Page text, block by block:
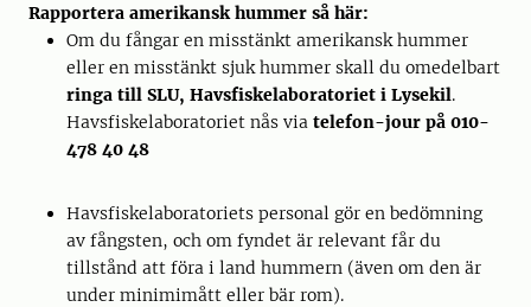
Rapportera amerikansk hummer så här:
Om du fångar en misstänkt amerikansk hummer
eller en misstänkt sjuk hummer skall du omedelbart
ringa till SLU, Havsfiskelaboratoriet i Lysekil.
Havsfiskelaboratoriet nås via telefon-jour på 010-
478 40 48
Havsfiskelaboratoriets personal gör en bedömning
av fångsten, och om fyndet är relevant får du
tillstånd att föra i land hummern (även om den är
under minimimått eller bär rom).